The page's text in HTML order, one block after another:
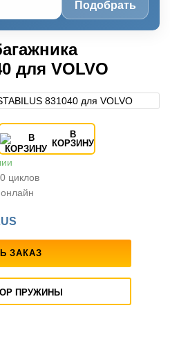
Подобрать
для VOLVO
В
КОРЗИНУ
циклов
ЗАКАЗ
ПРУЖИНЫ